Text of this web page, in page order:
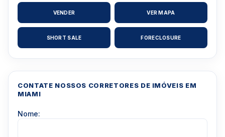
VENDER VER MAPA
SHORT SALE FORECLOSURE
CONTATE NOSSOS CORRETORES DE IMÓVEIS EM
MIAMI
Nome: